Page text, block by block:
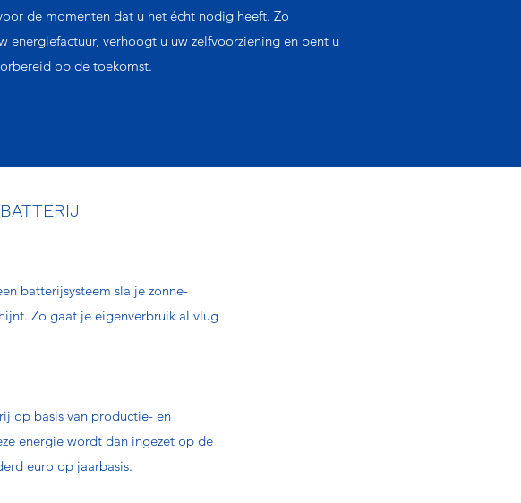
de momenten dat u het écht nodig heeft. Zo
energiefactuur, verhoogt u uw zelfvoorziening en bent u
op de toekomst.​
batterijsysteem sla je zonne-
Zo gaat je eigenverbruik al vlug
op basis van productie- en
energie wordt dan ingezet op de
euro op jaarbasis.